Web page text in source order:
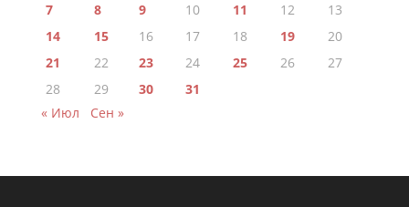
7
8 9 10 11 12
13
14
15 16 17 18 19
20
21
22 23 24 25 26
27
28
29 30
31
« Июл
Сен »